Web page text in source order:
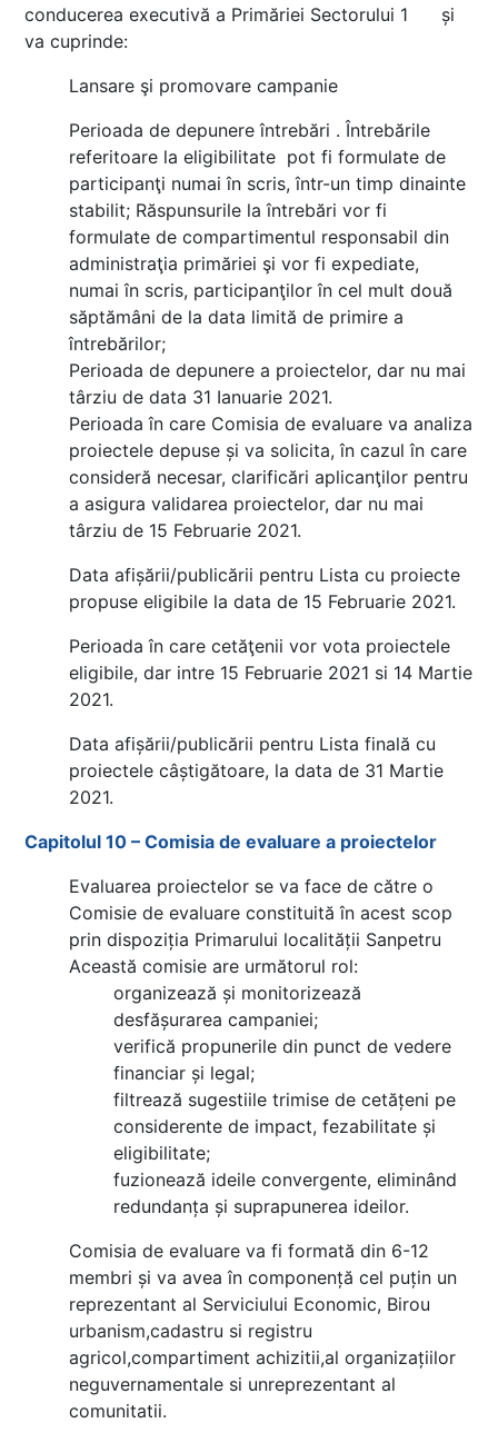
conducerea executivă a Primăriei Sectorului 1 și
va cuprinde:
Lansare şi promovare campanie
Perioada de depunere întrebări . Întrebările
referitoare la eligibilitate pot fi formulate de
participanţi numai în scris, într-un timp dinainte
stabilit; Răspunsurile la întrebări vor fi
formulate de compartimentul responsabil din
administraţia primăriei şi vor fi expediate,
numai în scris, participanţilor în cel mult două
săptămâni de la data limită de primire a
întrebărilor;
Perioada de depunere a proiectelor, dar nu mai
târziu de data 31 Ianuarie 2021.
Perioada în care Comisia de evaluare va analiza
proiectele depuse și va solicita, în cazul în care
consideră necesar, clarificări aplicanţilor pentru
a asigura validarea proiectelor, dar nu mai
târziu de 15 Februarie 2021.
Data afișării/publicării pentru Lista cu proiecte
propuse eligibile la data de 15 Februarie 2021.
Perioada în care cetăţenii vor vota proiectele
eligibile, dar intre 15 Februarie 2021 si 14 Martie
2021.
Data afișării/publicării pentru Lista finală cu
proiectele câștigătoare, la data de 31 Martie
2021.
Capitolul 10 – Comisia de evaluare a proiectelor
Evaluarea proiectelor se va face de către o
Comisie de evaluare constituită în acest scop
prin dispoziția Primarului localității Sanpetru
Această comisie are următorul rol:
organizează și monitorizează
desfășurarea campaniei;
verifică propunerile din punct de vedere
financiar și legal;
filtrează sugestiile trimise de cetățeni pe
considerente de impact, fezabilitate și
eligibilitate;
fuzionează ideile convergente, eliminând
redundanța și suprapunerea ideilor.
Comisia de evaluare va fi formată din 6-12
membri și va avea în componență cel puțin un
reprezentant al Serviciului Economic, Birou
urbanism,cadastru si registru
agricol,compartiment achizitii,al organizațiilor
neguvernamentale si unreprezentant al
comunitatii.